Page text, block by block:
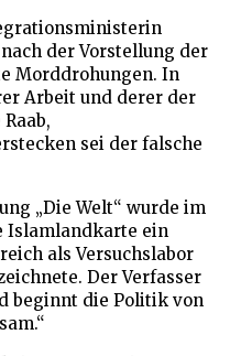
nach der Vorstellung der
Morddrohungen. In
Arbeit und derer der
sei der falsche
„Die Welt“ wurde im
Islamlandkarte ein
als Versuchslabor
Der Verfasser
beginnt die Politik von